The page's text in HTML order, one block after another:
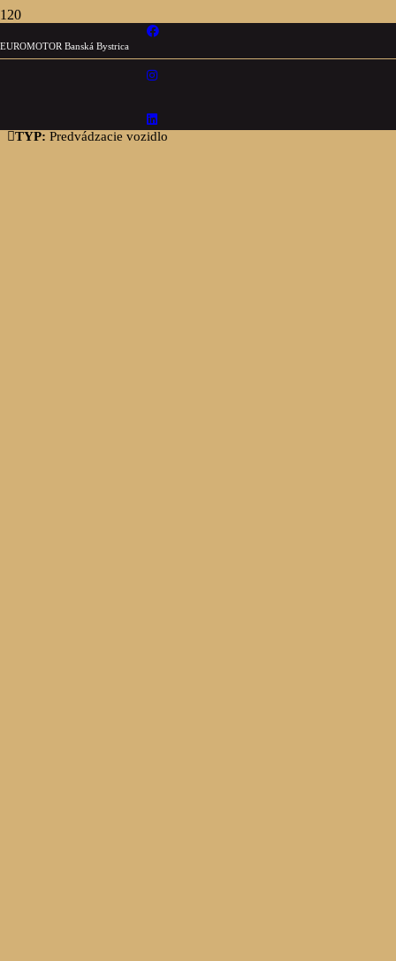
EUROMOTOR Banská Bystrica
Dacia Bigster
Extreme mild hybrid-G 140
TYP: Predvádzacie vozidlo